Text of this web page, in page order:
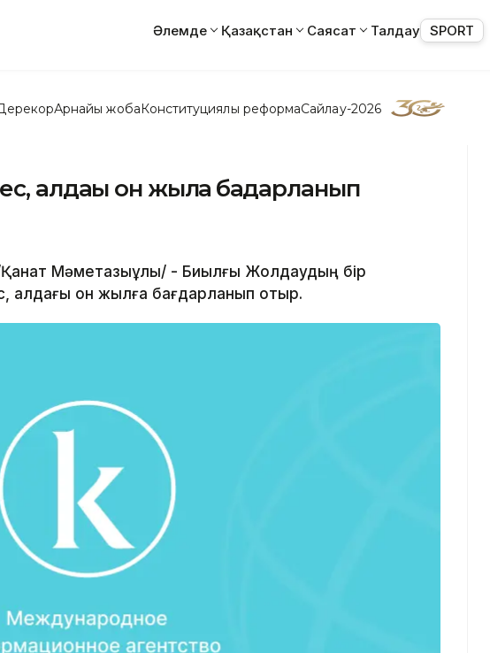
Әлемде Қазақстан Саясат Талдау SPORT
Арнайы жобаКонституциялық реформаСайлау-2026
алдағы он жылға бағдарланып
Қанат Мәметқазыұлы/ - Биылғы Жолдаудың бір
алдағы он жылға бағдарланып отыр.